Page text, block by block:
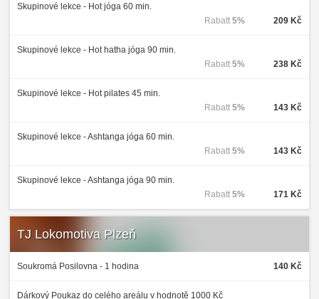
Skupinové lekce - Hot jóga 60 min.
209 Kč
Rabatt 5%
Skupinové lekce - Hot hatha jóga 90 min.
238 Kč
Rabatt 5%
Skupinové lekce - Hot pilates 45 min.
143 Kč
Rabatt 5%
Skupinové lekce - Ashtanga jóga 60 min.
143 Kč
Rabatt 5%
Skupinové lekce - Ashtanga jóga 90 min.
171 Kč
Rabatt 5%
TJ Lokomotiva Plzeň
Soukromá Posilovna - 1 hodina 140 Kč
Dárkový Poukaz do celého areálu v hodnotě 1000 Kč